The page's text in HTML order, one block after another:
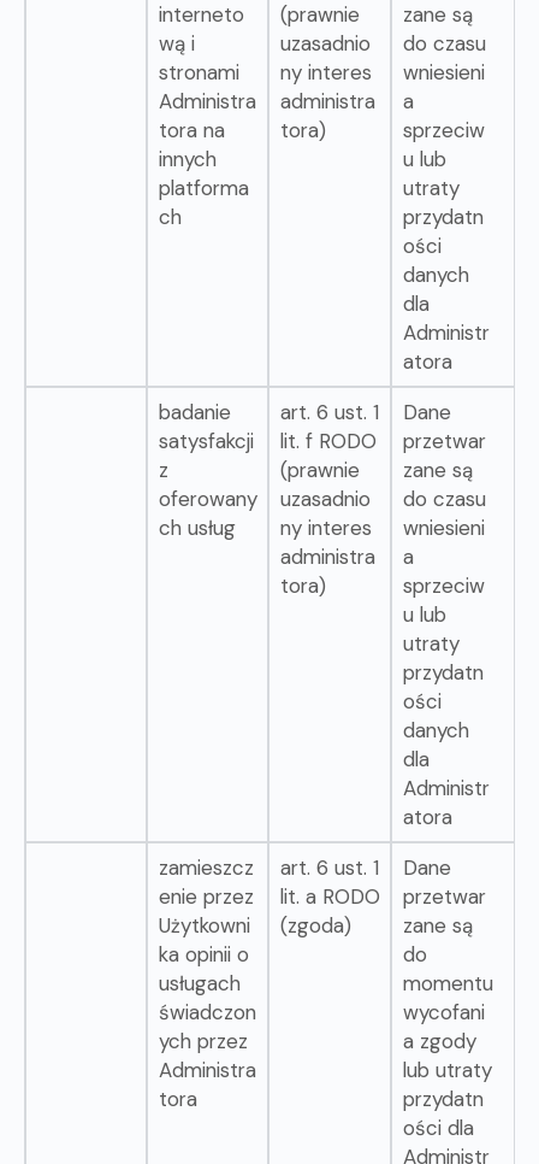
interneto
wą i
stronami
Administra
tora na
innych
platforma
ch
(prawnie
uzasadnio
ny interes
administra
tora)
zane są
do czasu
wniesieni
a
sprzeciw
u lub
utraty
przydatn
ości
danych
dla
Administr
atora
badanie
satysfakcji
z
oferowany
ch usług
art. 6 ust. 1
lit. f RODO
(prawnie
uzasadnio
ny interes
administra
tora)
Dane
przetwar
zane są
do czasu
wniesieni
a
sprzeciw
u lub
utraty
przydatn
ości
danych
dla
Administr
atora
zamieszcz
enie przez
Użytkowni
ka opinii o
usługach
świadczon
ych przez
Administra
tora
art. 6 ust. 1
lit. a RODO
(zgoda)
Dane
przetwar
zane są
do
momentu
wycofani
a zgody
lub utraty
przydatn
ości dla
Administr